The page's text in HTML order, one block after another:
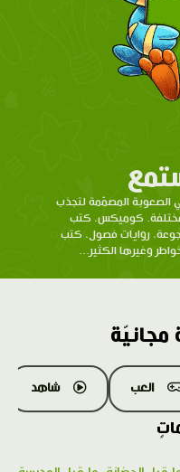
الصعوبة المصمّمة لتجذب
كوميكس، كتب
روايات فصول، كتب
وغيرها الكثير...
مجانيّة
العب شاهد